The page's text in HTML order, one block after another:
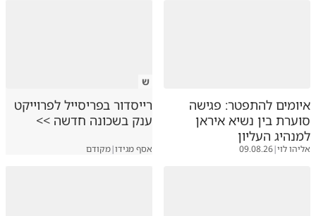
איומים להתפטר: פגישה
סוערת בין נשיא איראן
למנהיג העליון
אליהו לוי|
09.08.26
ש
רייסדור בפריסייל לפרוייקט
ענק בשכונה חדשה >>
אסף מגידו|מקודם